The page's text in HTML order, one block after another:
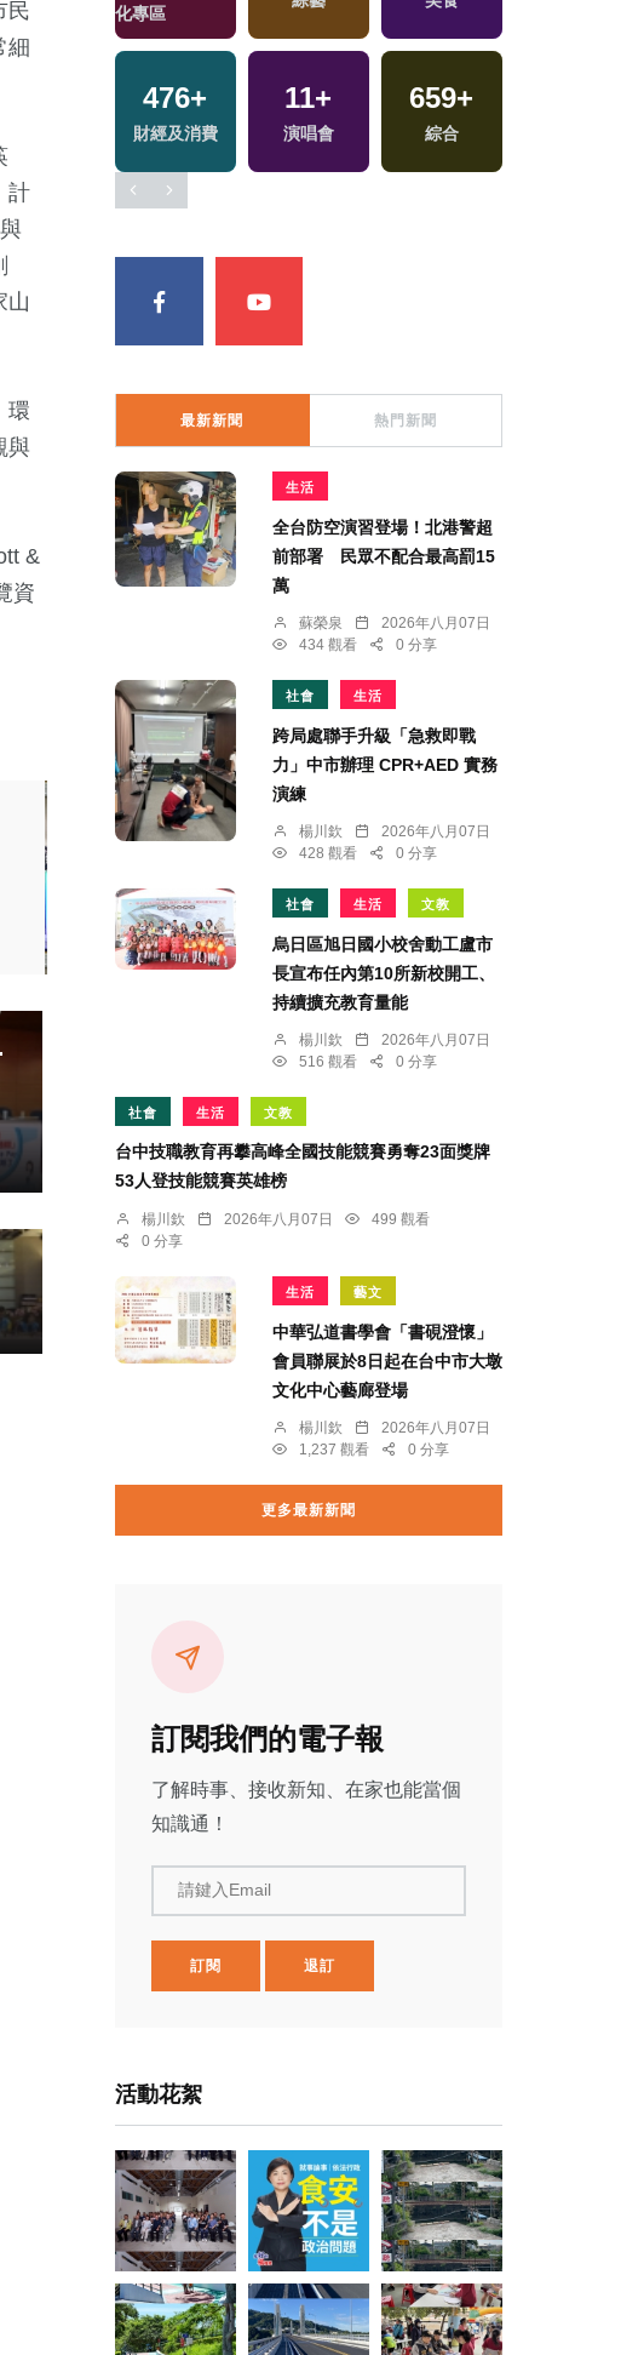
民
細
計
山
環
與
&
資
化專區
476+
財經及消費
11+
演唱會
659+
綜合
最新新聞 熱門新聞
生活
全台防空演習登場！北港警超
前部署 民眾不配合最高罰15
萬
蘇榮泉
2026年八月07日
434 觀看
0 分享
社會 生活
跨局處聯手升級「急救即戰
力」中市辦理 CPR+AED 實務
演練
楊川欽
2026年八月07日
428 觀看
0 分享
社會 生活 文教
烏日區旭日國小校舍動工盧市
長宣布任內第10所新校開工、
持續擴充教育量能
楊川欽
2026年八月07日
516 觀看
0 分享
社會 生活 文教
台中技職教育再攀高峰全國技能競賽勇奪23面獎牌
53人登技能競賽英雄榜
楊川欽 2026年八月07日
499 觀看
0 分享
生活 藝文
中華弘道書學會「書硯澄懷」
會員聯展於8日起在台中市大墩
文化中心藝廊登場
楊川欽
2026年八月07日
1,237 觀看
0 分享
更多最新新聞
訂閱我們的電子報
了解時事、接收新知、在家也能當個
知識通！
請鍵入Email
訂閱 退訂
活動花絮